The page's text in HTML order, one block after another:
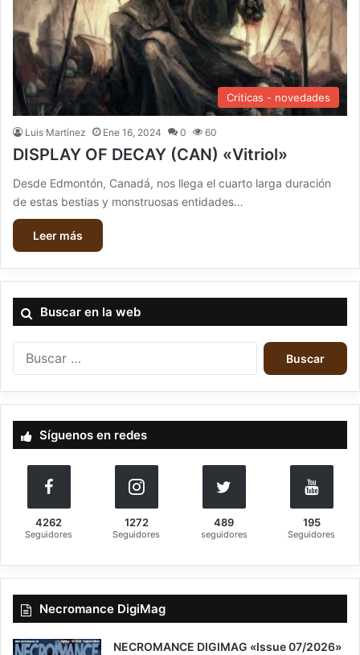
Criticas - novedades
Luis Martínez Ene 16, 2024 0 60
DISPLAY OF DECAY (CAN) «Vitriol»
Desde Edmontón, Canadá, nos llega el cuarto larga duración
de estas bestias y monstruosas entidades…
Leer más
Buscar en la web
:
Síguenos en redes
4262
Seguidores
1272
Seguidores
489
seguidores
195
Seguidores
Necromance DigiMag
NECROMANCE DIGIMAG «Issue 07/2026»